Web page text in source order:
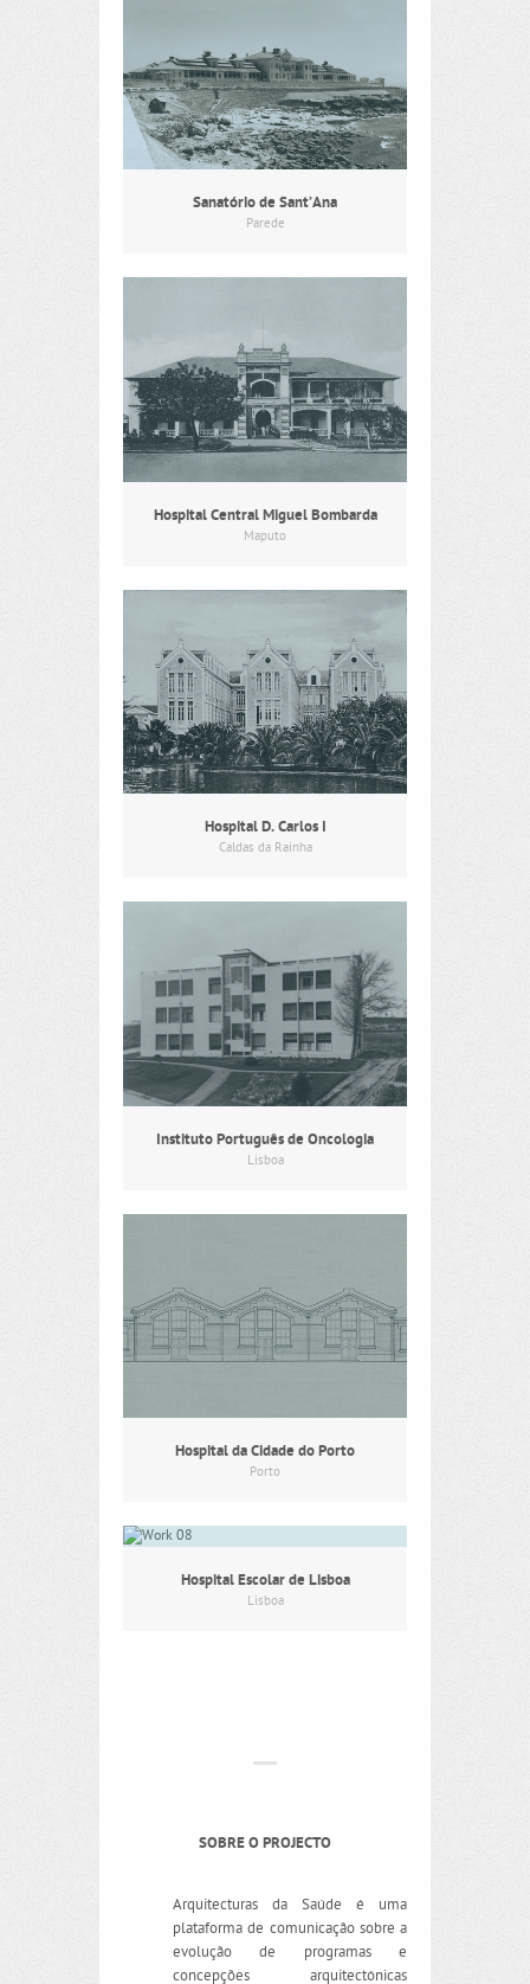
Sanatório de Sant’Ana
Parede
Hospital Central Miguel Bombarda
Maputo
Hospital D. Carlos I
Caldas da Rainha
Instituto Português de Oncologia
Lisboa
Hospital da Cidade do Porto
Porto
Hospital Escolar de Lisboa
Lisboa
SOBRE O PROJECTO
Arquitecturas da Saúde é uma
plataforma de comunicação sobre a
evolução de programas e
concepções arquitectónicas